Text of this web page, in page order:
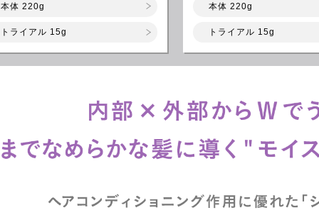
本体 220g
トライアル 15g
本体 220g
トライアル 15g